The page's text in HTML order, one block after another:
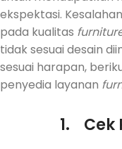
ekspektasi.
pada kualitas
tidak sesuai desain
sesuai harapan,
penyedia layanan
1. Cek